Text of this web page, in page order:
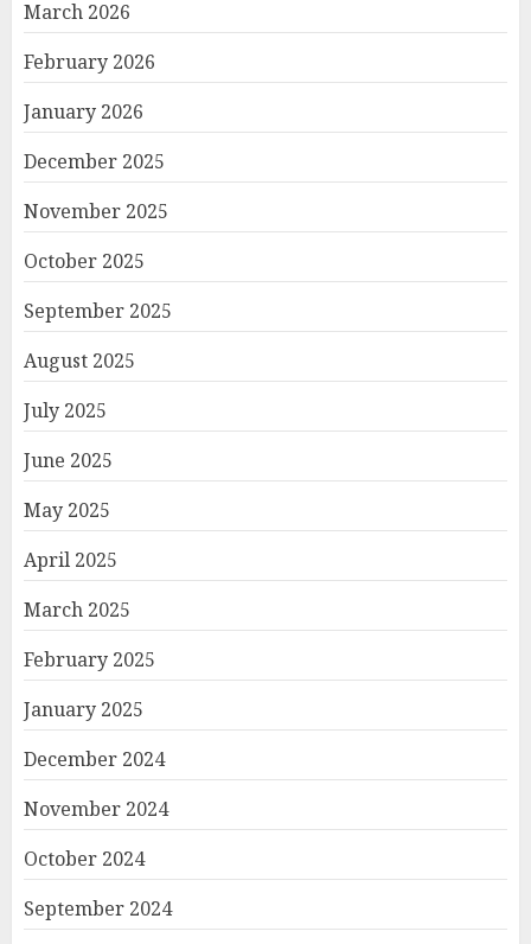
March 2026
February 2026
January 2026
December 2025
November 2025
October 2025
September 2025
August 2025
July 2025
June 2025
May 2025
April 2025
March 2025
February 2025
January 2025
December 2024
November 2024
October 2024
September 2024